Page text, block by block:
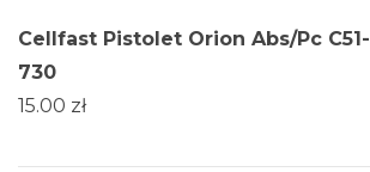
Cellfast Pistolet Orion Abs/Pc C51-
730
15.00 zł